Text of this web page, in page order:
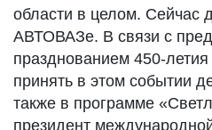
области в целом. Сейчас
АВТОВАЗе. В связи с
празднованием 450-
принять в этом событии
также в программе
президент